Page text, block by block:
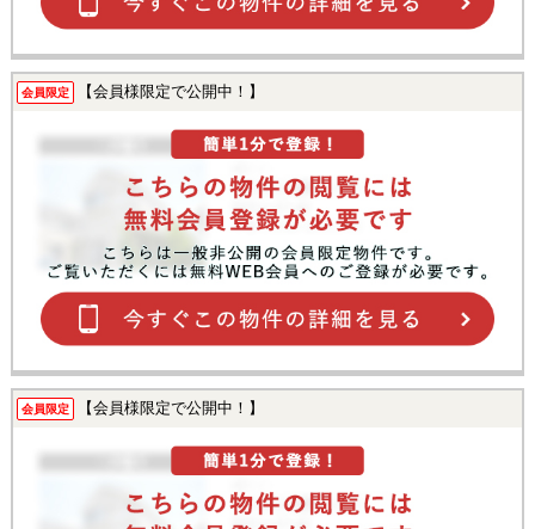
会員限定 【会員様限定で公開中！】
会員限定 【会員様限定で公開中！】